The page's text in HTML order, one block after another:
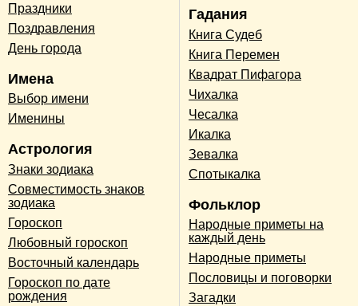
Праздники
Поздравления
День города
Имена
Выбор имени
Именины
Астрология
Знаки зодиака
Совместимость знаков
зодиака
Гороскоп
Любовный гороскоп
Восточный календарь
Гороскоп по дате
рождения
Гадания
Книга Судеб
Книга Перемен
Квадрат Пифагора
Чихалка
Чесалка
Икалка
Зевалка
Спотыкалка
Фольклор
Народные приметы на
каждый день
Народные приметы
Пословицы и поговорки
Загадки